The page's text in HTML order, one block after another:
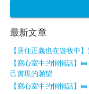
最新文章
【居住正義也在遊牧中
【窩心室中的悄悄話】
己實現的願望
【窩心室中的悄悄話】